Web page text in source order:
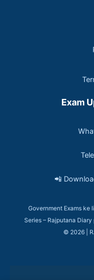
Exam
📲
Government Exams ke
Series – Rajputana
© 2026 |